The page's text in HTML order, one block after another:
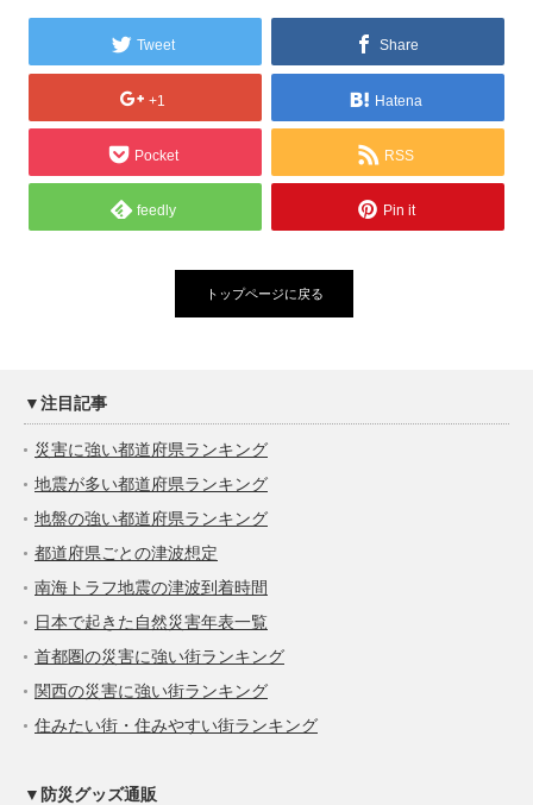
Tweet Share
+1 Hatena
Pocket RSS
feedly Pin it
トップページに戻る
▼注目記事
災害に強い都道府県ランキング
地震が多い都道府県ランキング
地盤の強い都道府県ランキング
都道府県ごとの津波想定
南海トラフ地震の津波到着時間
日本で起きた自然災害年表一覧
首都圏の災害に強い街ランキング
関西の災害に強い街ランキング
住みたい街・住みやすい街ランキング
▼防災グッズ通販